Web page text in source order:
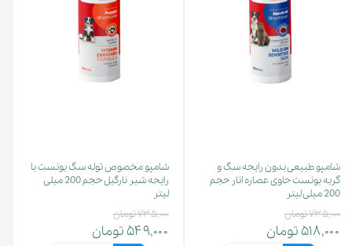
شامپو طبیعی بدون رایحه سگ و
گربه بونست حاوی عصاره انار حجم
200 میلی لیتر
۷۳۵,۰۰۰ تومان
۵۱۸,۰۰۰ تومان
شامپو مخصوص توله سگ بونست با
رایحه شیر نارگیل حجم 200 میلی
لیتر
۷۳۵,۰۰۰ تومان
۵۴۹,۰۰۰ تومان